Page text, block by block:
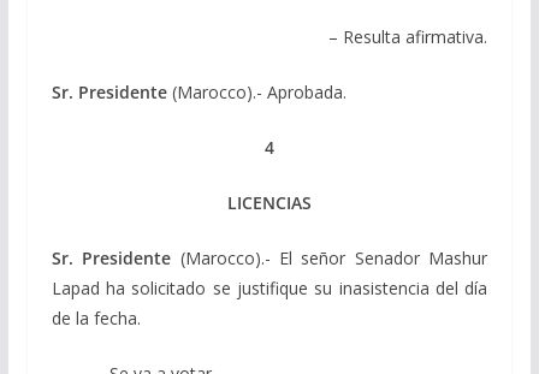
– Resulta afirmativa.
Sr. Presidente (Marocco).- Aprobada.
4
LICENCIAS
Sr. Presidente (Marocco).- El señor Senador Mashur
Lapad ha solicitado se justifique su inasistencia del día
de la fecha.